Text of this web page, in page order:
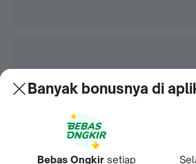
Banyak bonusnya di
Bebas Ongkir setiap